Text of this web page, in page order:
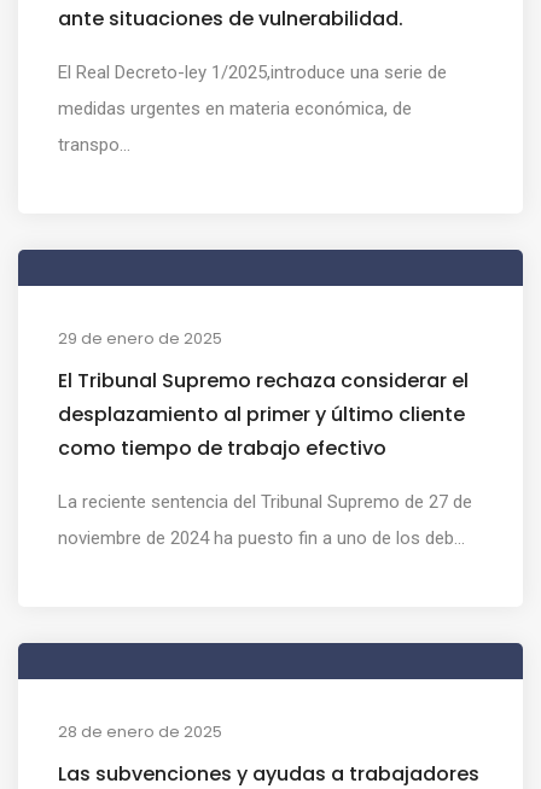
ante situaciones de vulnerabilidad.
El Real Decreto-ley 1/2025,introduce una serie de
medidas urgentes en materia económica, de
transpo...
29 de enero de 2025
El Tribunal Supremo rechaza considerar el
desplazamiento al primer y último cliente
como tiempo de trabajo efectivo
La reciente sentencia del Tribunal Supremo de 27 de
noviembre de 2024 ha puesto fin a uno de los deb...
28 de enero de 2025
Las subvenciones y ayudas a trabajadores